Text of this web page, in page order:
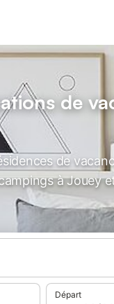
de
de
à Jouey
Départ